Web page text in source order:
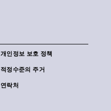
개인정보 보호 정책
적정수준의 주거
연락처